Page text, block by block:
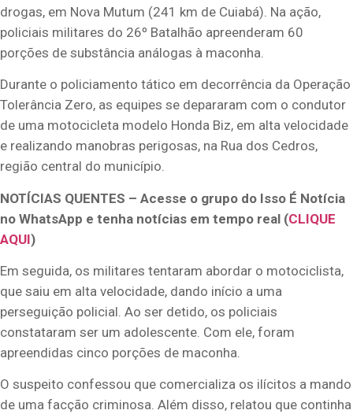
drogas, em Nova Mutum (241 km de Cuiabá). Na ação,
policiais militares do 26º Batalhão apreenderam 60
porções de substância análogas à maconha.
Durante o policiamento tático em decorrência da Operação
Tolerância Zero, as equipes se depararam com o condutor
de uma motocicleta modelo Honda Biz, em alta velocidade
e realizando manobras perigosas, na Rua dos Cedros,
região central do município.
NOTÍCIAS QUENTES – Acesse o grupo do Isso É Notícia
no WhatsApp e tenha notícias em tempo real (CLIQUE
AQUI)
Em seguida, os militares tentaram abordar o motociclista,
que saiu em alta velocidade, dando início a uma
perseguição policial. Ao ser detido, os policiais
constataram ser um adolescente. Com ele, foram
apreendidas cinco porções de maconha.
O suspeito confessou que comercializa os ilícitos a mando
de uma facção criminosa. Além disso, relatou que continha